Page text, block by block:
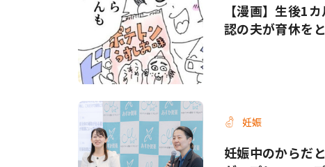
【漫画】生後1
認の夫が育休を
妊娠
妊娠中のからだ